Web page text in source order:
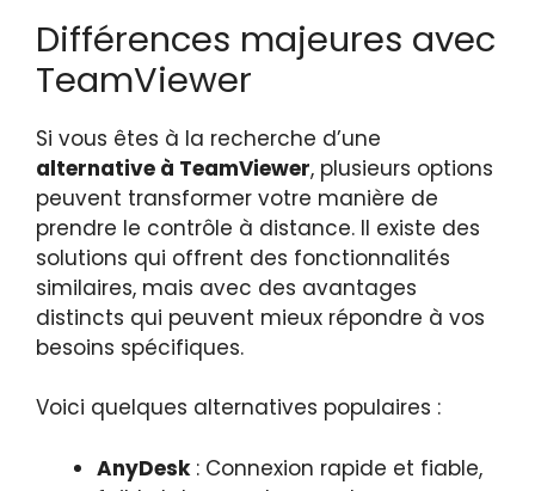
Différences majeures avec
TeamViewer
Si vous êtes à la recherche d’une
alternative à TeamViewer, plusieurs options
peuvent transformer votre manière de
prendre le contrôle à distance. Il existe des
solutions qui offrent des fonctionnalités
similaires, mais avec des avantages
distincts qui peuvent mieux répondre à vos
besoins spécifiques.
Voici quelques alternatives populaires :
AnyDesk: Connexion rapide et fiable,